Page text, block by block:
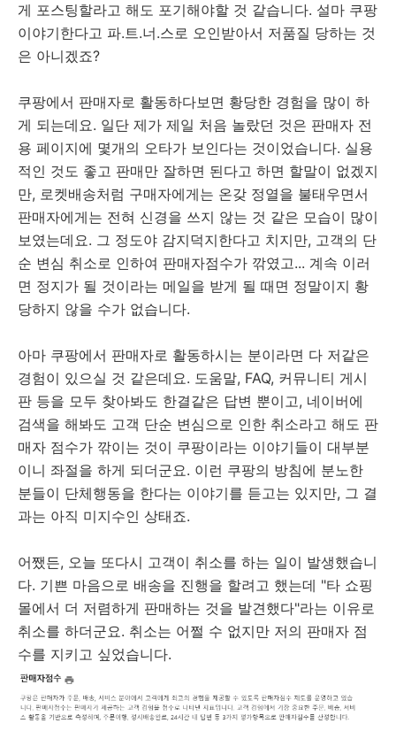
게 포스팅할라고 해도 포기해야할 것 같습니다. 설마 쿠팡
이야기한다고 파.트.너.스로 오인받아서 저품질 당하는 것
은 아니겠죠?
쿠팡에서 판매자로 활동하다보면 황당한 경험을 많이 하
게 되는데요. 일단 제가 제일 처음 놀랐던 것은 판매자 전
용 페이지에 몇개의 오타가 보인다는 것이었습니다. 실용
적인 것도 좋고 판매만 잘하면 된다고 하면 할말이 없겠지
만, 로켓배송처럼 구매자에게는 온갖 정열을 불태우면서
판매자에게는 전혀 신경을 쓰지 않는 것 같은 모습이 많이
보였는데요. 그 정도야 감지덕지한다고 치지만, 고객의 단
순 변심 취소로 인하여 판매자점수가 깎였고... 계속 이러
면 정지가 될 것이라는 메일을 받게 될 때면 정말이지 황
당하지 않을 수가 없습니다.
아마 쿠팡에서 판매자로 활동하시는 분이라면 다 저같은
경험이 있으실 것 같은데요. 도움말, FAQ, 커뮤니티 게시
판 등을 모두 찾아봐도 한결같은 답변 뿐이고, 네이버에
검색을 해봐도 고객 단순 변심으로 인한 취소라고 해도 판
매자 점수가 깎이는 것이 쿠팡이라는 이야기들이 대부분
이니 좌절을 하게 되더군요. 이런 쿠팡의 방침에 분노한
분들이 단체행동을 한다는 이야기를 듣고는 있지만, 그 결
과는 아직 미지수인 상태죠.
어쨌든, 오늘 또다시 고객이 취소를 하는 일이 발생했습니
다. 기쁜 마음으로 배송을 진행을 할려고 했는데 "타 쇼핑
몰에서 더 저렴하게 판매하는 것을 발견했다"라는 이유로
취소를 하더군요. 취소는 어쩔 수 없지만 저의 판매자 점
수를 지키고 싶었습니다.